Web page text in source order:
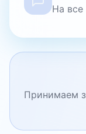
На все
Принимаем